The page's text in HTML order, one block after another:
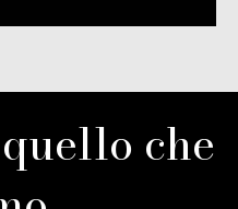
che